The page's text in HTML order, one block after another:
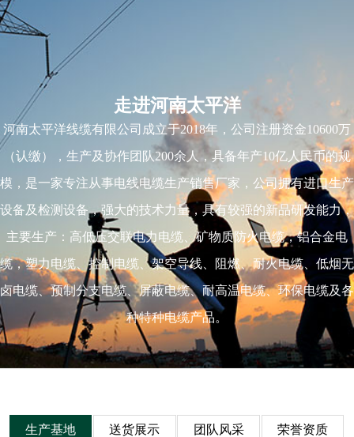
走进河南太平洋
河南太平洋线缆有限公司成立于2018年，公司注册资金10600万
（认缴），生产及协作团队200余人，具备年产10亿人民币的规
模，是一家专注从事电线电缆生产销售厂家，公司拥有进口生产
设备及检测设备，强大的技术力量，具有较强的新品研发能力，
主要生产：高低压交联电力电缆、矿物质防火电缆，铝合金电
缆，塑力电缆、控制电缆、架空导线、阻燃、耐火电缆、低烟无
卤电缆、预制分支电缆、屏蔽电缆、耐高温电缆、环保电缆及各
种特种电缆产品。
生产基地 送货展示 团队风采 荣誉资质